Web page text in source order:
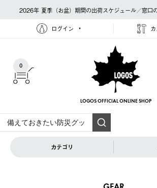
2026年 夏季（お盆）期間の出荷スケジュール／窓口
ログイン
0
LOGOS OFFICIAL ONLINE SHOP
カテゴリ